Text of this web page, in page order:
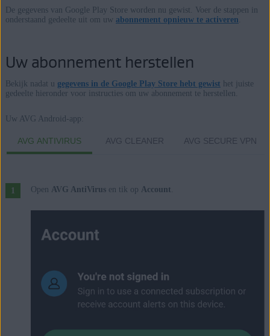
De gegevens van Google Play Store worden nu gewist. Voer de stappen in
onderstaand gedeelte uit om uw abonnement opnieuw te activeren.
Uw abonnement herstellen
Bekijk nadat u gegevens in de Google Play Store hebt gewist het juiste
gedeelte hieronder voor instructies om uw abonnement te herstellen.
Uw AVG Android-app:
AVG ANTIVIRUS AVG CLEANER AVG SECURE VPN
Open AVG AntiVirusen tik op Account.